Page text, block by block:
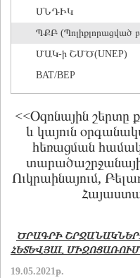
ՍՆԴԻԿ
ՊՔԲ (Պոլիքլորացված
ՄԱԿ-ի ՇՄԾ(UNEP)
BAT/BEP
<<Օզոնային շերտը
և կայուն
հեռացման
Ուկրաինայում,
ԾՐԱԳՐԻ
ՀԵՏԵՎՅԱԼ
19.05.2021թ.